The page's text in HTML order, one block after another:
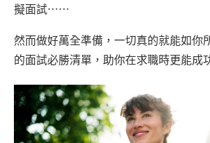
擬面試⋯⋯
然而做好萬全準備，一切真的就能如你
的面試必勝清單，助你在求職時更能成